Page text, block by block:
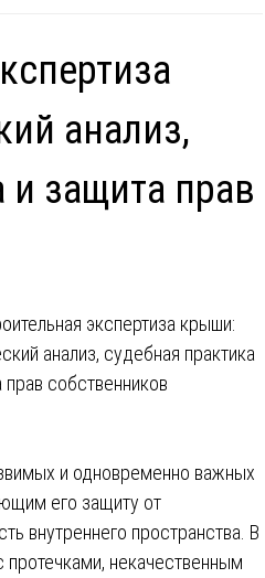
анализ,
и защита прав
и одновременно важных
его защиту от
внутреннего пространства. В
некачественным